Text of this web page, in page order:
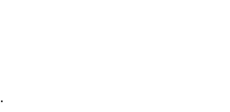
.